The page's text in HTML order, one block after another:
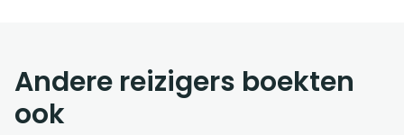
Andere reizigers boekten
ook